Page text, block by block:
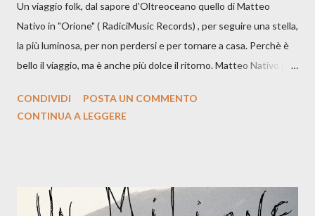
Un viaggio folk, dal sapore d'Oltreoceano quello di Matteo
Nativo in "Orione" ( RadiciMusic Records) , per seguire una stella,
la più luminosa, per non perdersi e per tornare a casa. Perchè è
bello il viaggio, ma è anche più dolce il ritorno. Matteo Nativo per
indubbiamente matura e consapevole oltre che con ottimi
Dicevamo. Ed è da qui che il nostro inizia questo concept
CONDIVIDI
POSTA UN COMMENTO
CONTINUA A LEGGERE